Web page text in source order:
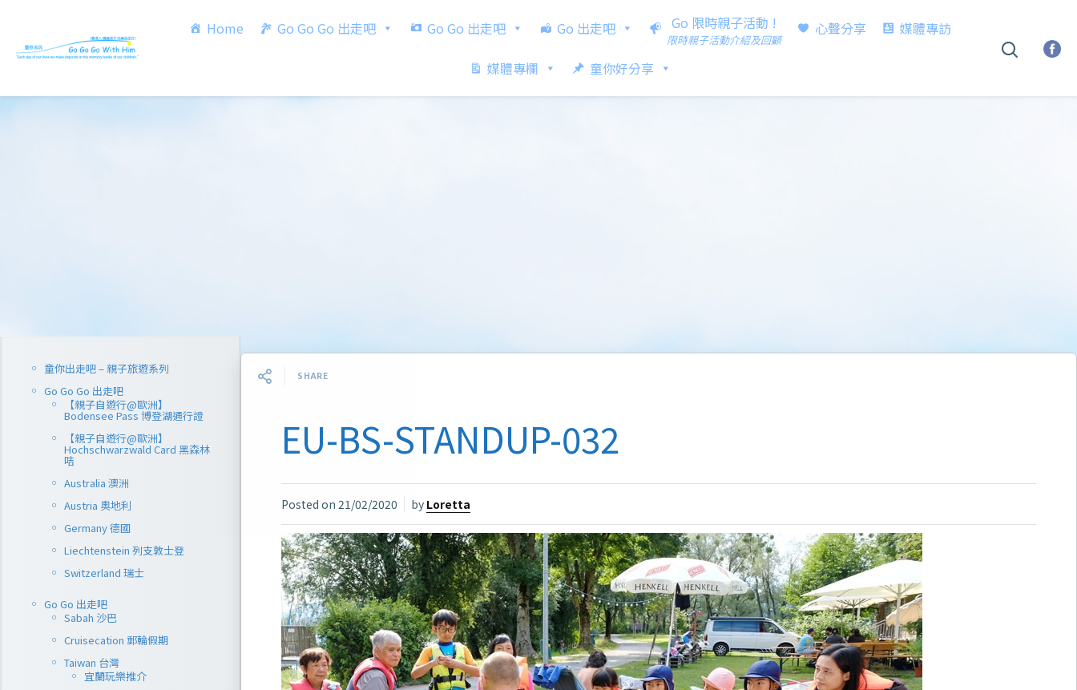
Home Go Go Go 出走吧 Go Go 出走吧 Go 出走吧 Go 限時親子活動 !
限時親子活動介紹及回顧
心聲分享 媒體專訪
媒體專欄 童你好分享
童你出走吧 – 親子旅遊系列
Go Go Go 出走吧
【親子自遊行@歐洲】
Bodensee Pass 博登湖通行證
【親子自遊行@歐洲】
Hochschwarzwald Card 黑森林
咭
Australia 澳洲
Austria 奧地利
Germany 德國
Liechtenstein 列支敦士登
Switzerland 瑞士
Go Go 出走吧
Sabah 沙巴
Cruisecation 郵輪假期
Taiwan 台灣
宜蘭玩樂推介
SHARE
EU-BS-STANDUP-032
Posted on 21/02/2020 by Loretta